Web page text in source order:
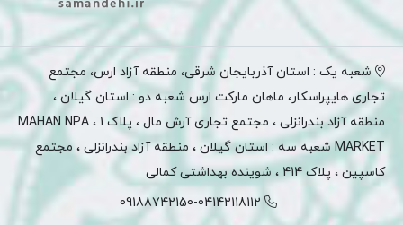
شعبه یک : استان آذربایجان شرقی، منطقه آزاد ارس، مجتمع
تجاری هایپراسکار، ماهان مارکت ارس شعبه دو : استان گیلان ،
منطقه آزاد بندرانزلی ، مجتمع تجاری آرش مال ، پلاک 1 ، MAHAN NPA
MARKET شعبه سه : استان گیلان ، منطقه آزاد بندرانزلی ، مجتمع
کاسپین ، پلاک 414 ، شوینده بهداشتی کمالی
09188742150-04142118112